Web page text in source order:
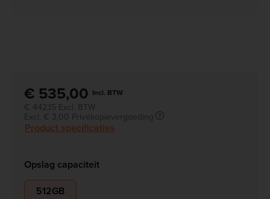
€ 535,00 Incl. BTW
€ 442,15 Excl. BTW
Excl. € 3,00 Privékopievergoeding
Product specificaties
Opslag capaciteit
512GB